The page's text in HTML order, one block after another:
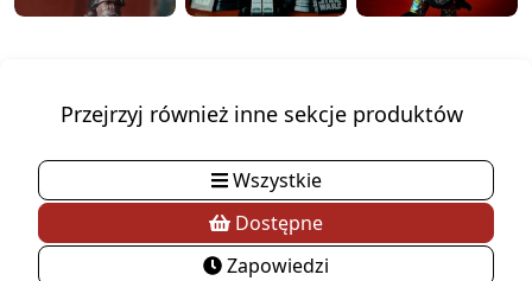
Przejrzyj również inne sekcje produktów
Wszystkie
Dostępne
Zapowiedzi